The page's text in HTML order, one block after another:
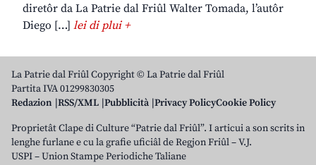
diretôr da La Patrie dal Friûl Walter Tomada, l’autôr
Diego […] lei di plui +
La Patrie dal Friûl Copyright © La Patrie dal Friûl
Partita IVA 01299830305
Redazion RSS/XML Pubblicità Privacy PolicyCookie Policy
Proprietât Clape di Culture “Patrie dal Friûl”. I articui a son scrits in
lenghe furlane e cu la grafie uficiâl de Regjon Friûl – V.J.
USPI – Union Stampe Periodiche Taliane